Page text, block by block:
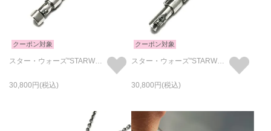
クーポン対象
スター・ウォーズ"STARWARS™"ライトセーバーネックレス-MASTERYODA-
30,800
クーポン対象
スター・ウォーズ"STARWARS™"ライトセーバーネックレス-LUKE-
30,800